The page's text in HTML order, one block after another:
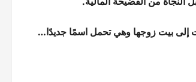
إلى بيت زوجها وهي تحمل اسمًا جديدًا…